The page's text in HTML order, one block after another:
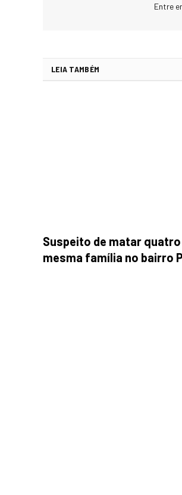
Entre
LEIA TAMBÉM
Suspeito de matar
mesma família no bairro